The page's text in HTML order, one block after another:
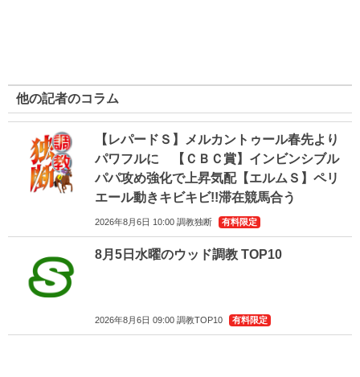
他の記者のコラム
【レパードＳ】メルカントゥール春先より
パワフルに 【ＣＢＣ賞】インビンシブル
パパ攻め強化で上昇気配【エルムＳ】ペリ
エール動きキビキビ!!滞在競馬合う
2026年8月6日 10:00 調教独断 有料限定
8月5日水曜のウッド調教 TOP10
2026年8月6日 09:00 調教TOP10 有料限定